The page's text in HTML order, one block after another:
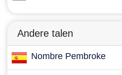
Andere talen
Nombre Pembroke